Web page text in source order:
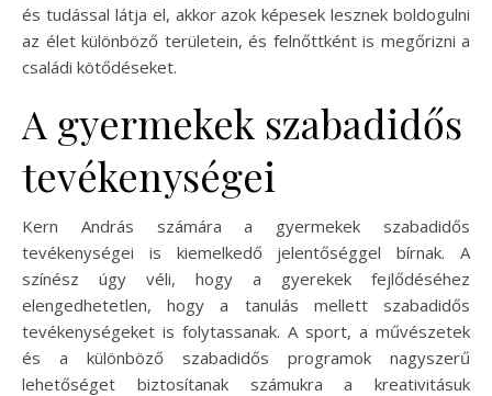
és tudással látja el, akkor azok képesek lesznek boldogulni
az élet különböző területein, és felnőttként is megőrizni a
családi kötődéseket.
A gyermekek szabadidős
tevékenységei
Kern András számára a gyermekek szabadidős
tevékenységei is kiemelkedő jelentőséggel bírnak. A
színész úgy véli, hogy a gyerekek fejlődéséhez
elengedhetetlen, hogy a tanulás mellett szabadidős
tevékenységeket is folytassanak. A sport, a művészetek
és a különböző szabadidős programok nagyszerű
lehetőséget biztosítanak számukra a kreativitásuk